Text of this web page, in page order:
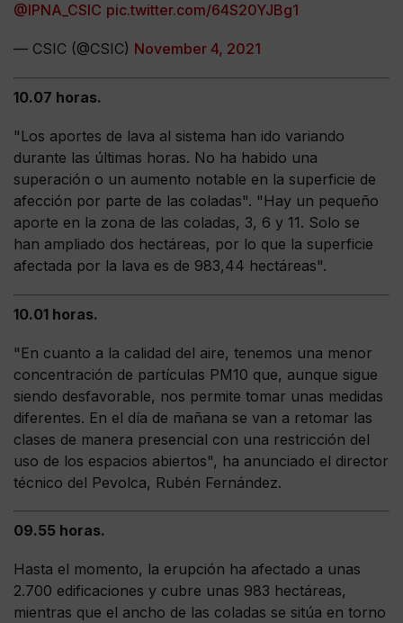
@IPNA_CSIC pic.twitter.com/64S20YJBg1
— CSIC (@CSIC) November 4, 2021
10.07 horas.
"Los aportes de lava al sistema han ido variando
durante las últimas horas. No ha habido una
superación o un aumento notable en la superficie de
afección por parte de las coladas". "Hay un pequeño
aporte en la zona de las coladas, 3, 6 y 11. Solo se
han ampliado dos hectáreas, por lo que la superficie
afectada por la lava es de 983,44 hectáreas".
10.01 horas.
"En cuanto a la calidad del aire, tenemos una menor
concentración de partículas PM10 que, aunque sigue
siendo desfavorable, nos permite tomar unas medidas
diferentes. En el día de mañana se van a retomar las
clases de manera presencial con una restricción del
uso de los espacios abiertos", ha anunciado el director
técnico del Pevolca, Rubén Fernández.
09.55 horas.
Hasta el momento, la erupción ha afectado a unas
2.700 edificaciones y cubre unas 983 hectáreas,
mientras que el ancho de las coladas se sitúa en torno